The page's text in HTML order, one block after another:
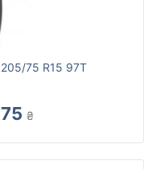
75 R15 97T
₴